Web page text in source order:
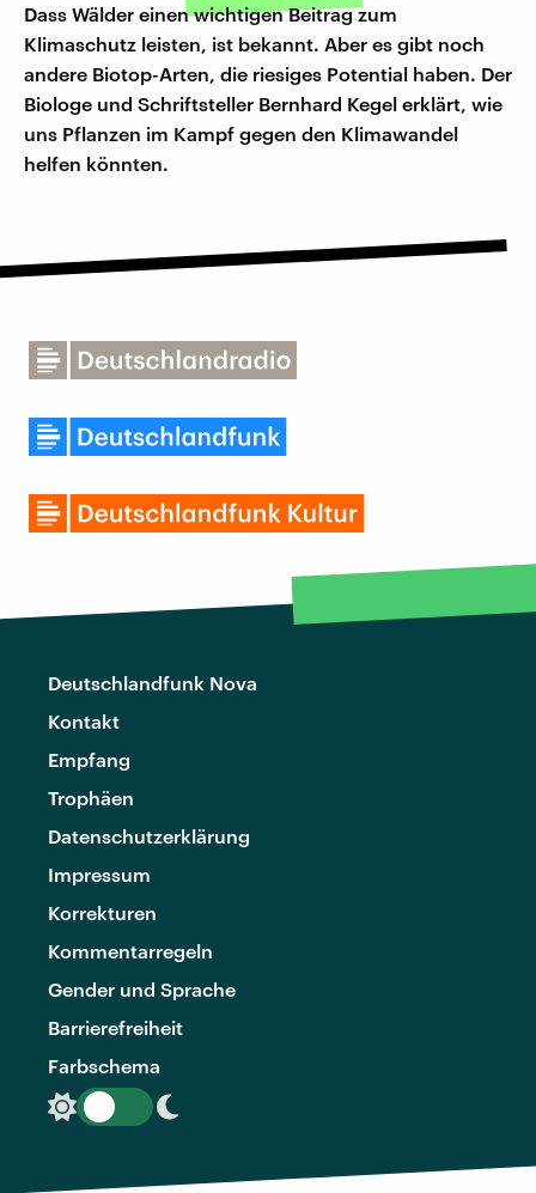
Dass Wälder einen wichtigen Beitrag zum
Klimaschutz leisten, ist bekannt. Aber es gibt noch
andere Biotop-Arten, die riesiges Potential haben. Der
Biologe und Schriftsteller Bernhard Kegel erklärt, wie
uns Pflanzen im Kampf gegen den Klimawandel
helfen könnten.
Deutschlandfunk Nova
Kontakt
Empfang
Trophäen
Datenschutzerklärung
Impressum
Korrekturen
Kommentarregeln
Gender und Sprache
Barrierefreiheit
Farbschema